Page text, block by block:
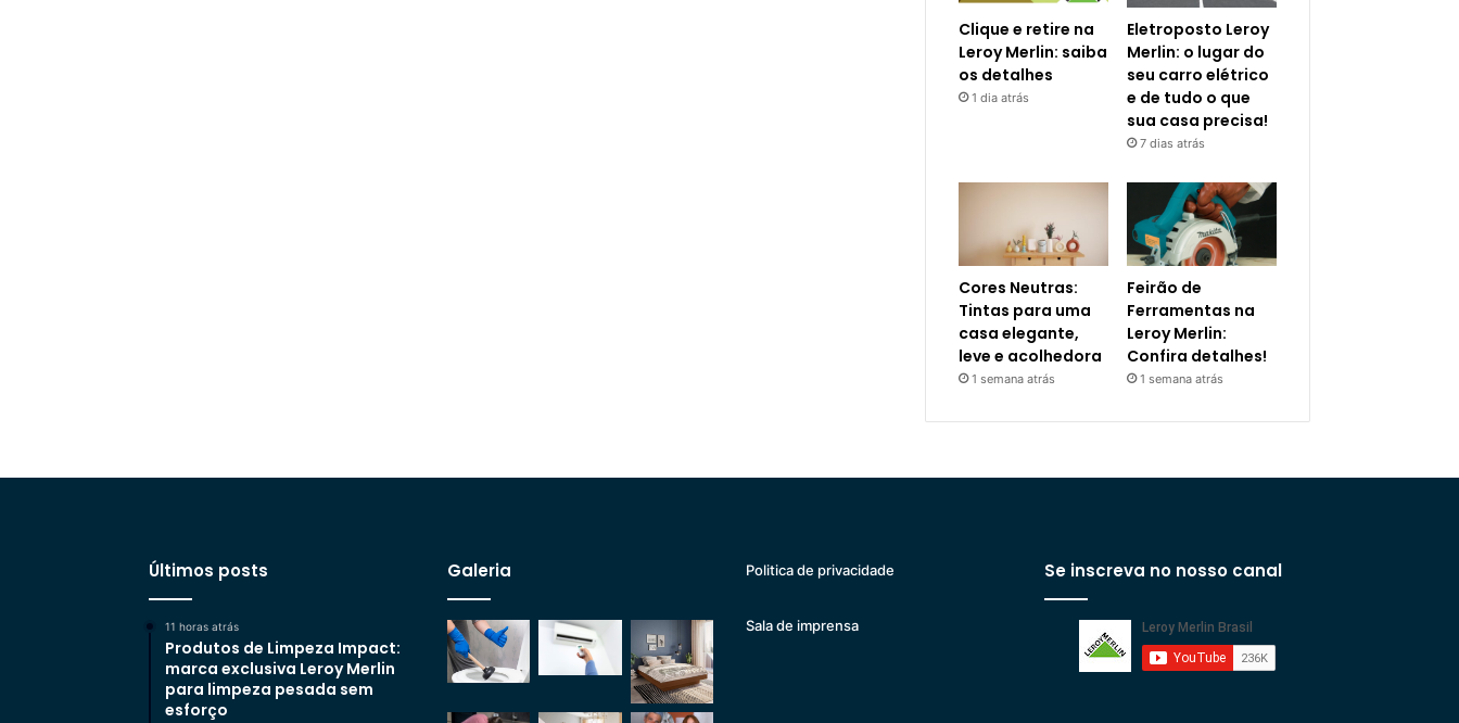
Clique e retire na
Leroy Merlin: saiba
os detalhes
1 dia atrás
Eletroposto Leroy
Merlin: o lugar do
seu carro elétrico
e de tudo o que
sua casa precisa!
7 dias atrás
Cores Neutras:
Tintas para uma
casa elegante,
leve e acolhedora
1 semana atrás
Feirão de
Ferramentas na
Leroy Merlin:
Confira detalhes!
1 semana atrás
Últimos posts
11 horas atrás
Produtos de Limpeza Impact:
marca exclusiva Leroy Merlin
para limpeza pesada sem
esforço
Galeria Politica de privacidade
Sala de imprensa
Se inscreva no nosso canal